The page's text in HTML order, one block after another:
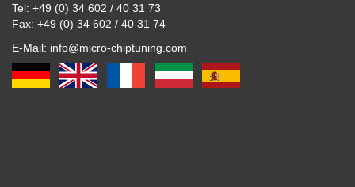
Tel: +49 (0) 34 602 / 40 31 73
Fax: +49 (0) 34 602 / 40 31 74
E-Mail: info@micro-chiptuning.com